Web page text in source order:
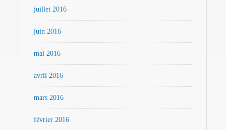
juillet 2016
juin 2016
mai 2016
avril 2016
mars 2016
février 2016